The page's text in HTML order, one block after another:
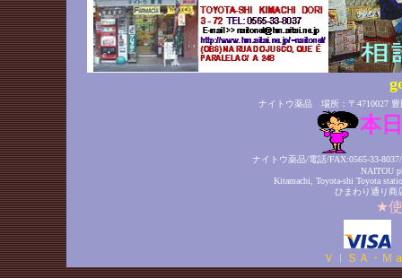
ナイトウ薬品 場所：〒4710027
本
ナイトウ薬品/電話/FAX:0565-33-
NAITOU
Kitamachi, Toyota-shi Toyota
ひまわり通り商
★
ＶＩＳＡ・Ｍ